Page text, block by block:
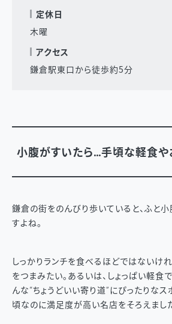
定休日
木曜
アクセス
鎌倉駅東口から徒歩約5分
小腹がすいたら…手頃な軽食や
鎌倉の街をのんびり歩いていると、ふと
すよね。
しっかりランチを食べるほどではないけれ
をつまみたい。あるいは、しょっぱい軽食
んな“ちょうどいい寄り道”にぴったりなス
頃なのに満足度が高い名店をそろえました